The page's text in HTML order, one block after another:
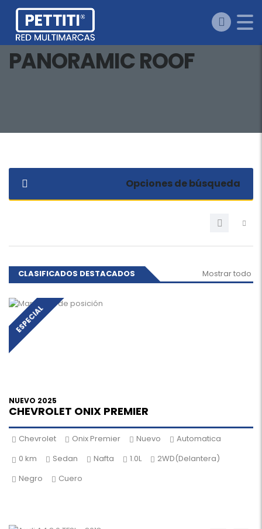
PANORAMIC ROOF
Opciones de búsqueda
CLASIFICADOS DESTACADOS Mostrar todo
ESPECIAL
NUEVO 2025
CHEVROLET ONIX PREMIER
Chevrolet Onix Premier Nuevo
Automatica
0 km
Sedan Nafta 1.0L
2WD(Delantera)
Negro
Cuero